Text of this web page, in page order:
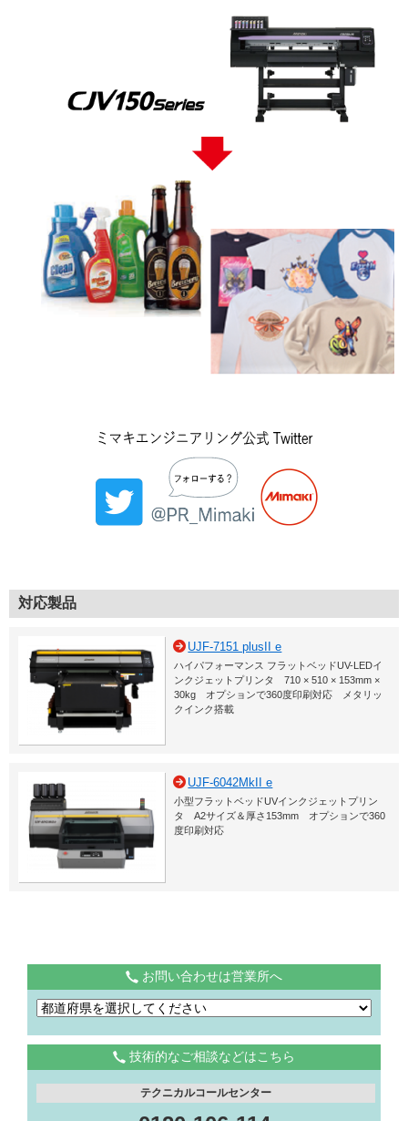
対応製品
UJF-7151 plusII e
ハイパフォーマンス フラットベッドUV-LEDイ
ンクジェットプリンタ 710 × 510 × 153mm ×
30kg オプションで360度印刷対応 メタリッ
クインク搭載
UJF-6042MkII e
小型フラットベッドUVインクジェットプリン
タ A2サイズ＆厚さ153mm オプションで360
度印刷対応
お問い合わせは営業所へ
技術的なご相談などはこちら
テクニカルコールセンター